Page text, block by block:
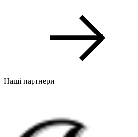
Наші партнери